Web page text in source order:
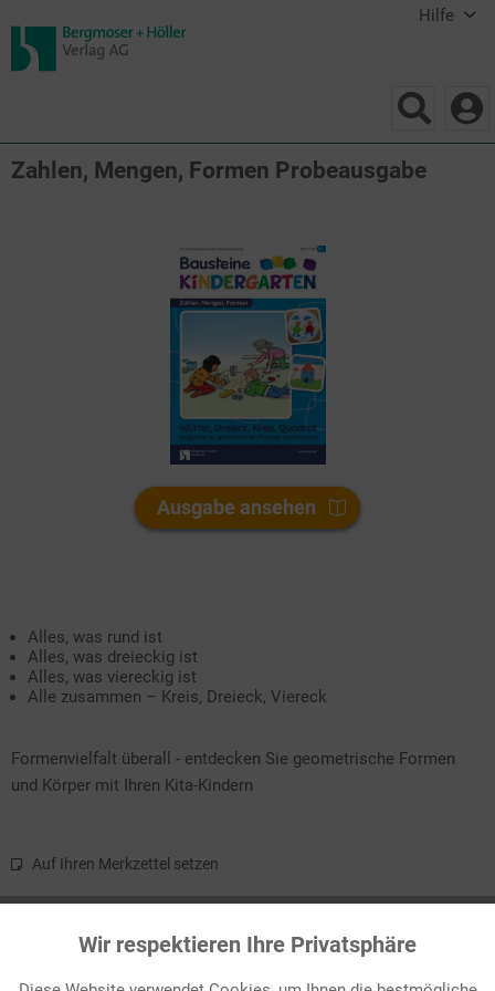
Hilfe
Zahlen, Mengen, Formen Probeausgabe
Ausgabe ansehen
Alles, was rund ist
Alles, was dreieckig ist
Alles, was viereckig ist
Alle zusammen – Kreis, Dreieck, Viereck
Formenvielfalt überall - entdecken Sie geometrische Formen
und Körper mit Ihren Kita-Kindern
Auf Ihren Merkzettel setzen
In dieser Ausgabe geht es um geometrische Formen und Körper.
Ob beim Bauen mit...
Wir respektieren Ihre Privatsphäre